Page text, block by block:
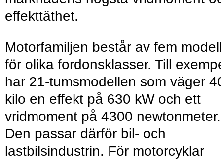
effekttäthet.
Motorfamiljen består av fem
för olika fordonsklasser. Till
har 21-tumsmodellen som väger
kilo en effekt på 630 kW och ett
vridmoment på 4300 newtonmeter.
Den passar därför bil- och
lastbilsindustrin. För motorcyklar